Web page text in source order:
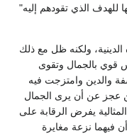
للهدف الذي تقودهم إليه"
ولكنه ظل مع ذلك
قوي بالجمال وتقوى
والدين وامتزجت فيه
عجز عن أن يرى الجمال
يفرض الرقابة على
فيهما نزعة مغايرة